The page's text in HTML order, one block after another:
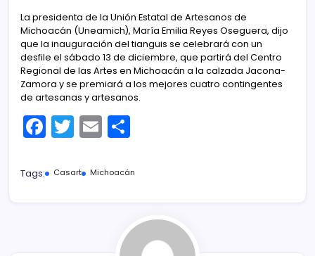
La presidenta de la Unión Estatal de Artesanos de
Michoacán (Uneamich), María Emilia Reyes Oseguera, dijo
que la inauguración del tianguis se celebrará con un
desfile el sábado 13 de diciembre, que partirá del Centro
Regional de las Artes en Michoacán a la calzada Jacona-
Zamora y se premiará a los mejores cuatro contingentes
de artesanas y artesanos.
F
c
T
itt
E
ai m
ar
tir
Tags: Casart Michoacán